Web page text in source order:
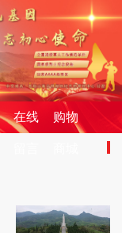
在线 购物